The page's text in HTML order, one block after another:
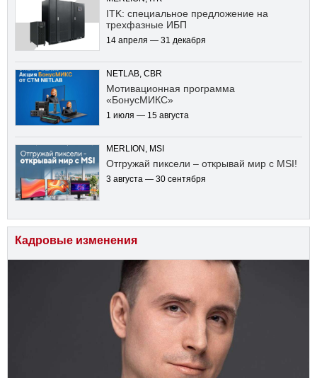
ITK: специальное предложение на
трехфазные ИБП
14 апреля — 31 декабря
NETLAB, CBR
Мотивационная программа
«БонусМИКС»
1 июля — 15 августа
MERLION, MSI
Отгружай пиксели – открывай мир с MSI!
3 августа — 30 сентября
Кадровые изменения